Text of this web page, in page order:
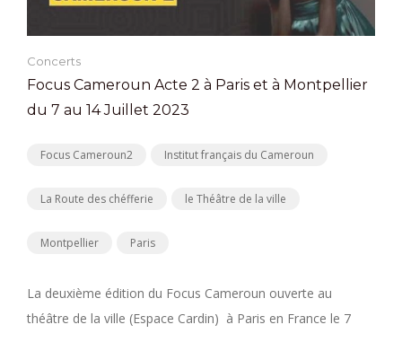
Concerts
Focus Cameroun Acte 2 à Paris et à Montpellier
du 7 au 14 Juillet 2023
Focus Cameroun2 Institut français du Cameroun
La Route des chéfferie le Théâtre de la ville
Montpellier Paris
La deuxième édition du Focus Cameroun ouverte au
théâtre de la ville (Espace Cardin) à Paris en France le 7